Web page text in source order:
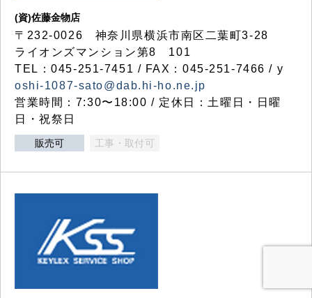
(資)佐藤金物店
〒232-0026 神奈川県横浜市南区二葉町3-28
ライオンズマンション第8 101
TEL：045-251-7451 / FAX：045-251-7466 / y
oshi-1087-sato@dab.hi-ho.ne.jp
営業時間：7:30〜18:00 / 定休日：土曜日・日曜
日・祝祭日
販売可 工事・取付可